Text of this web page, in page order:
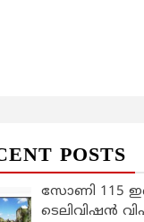
POSTS
സോണി 115
ടെലിവിഷൻ